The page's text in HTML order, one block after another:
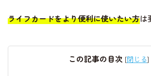
ライフカードをより便利に使いたい方は
この記事の目次 [閉じる]